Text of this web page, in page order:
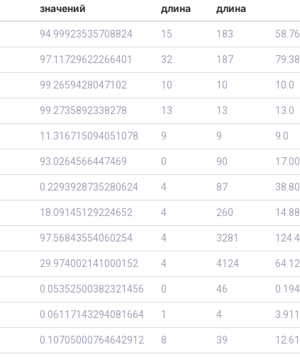
значений
длина
длина
94.99923535708824 15 183
97.11729622266401 32 187
99.2659428047102 10 10 10.0
99.2735892338278 13 13 13.0
11.316715094051078 9 9 9.0
93.0264566447469 0 90
0.2293928735280624 4 87
18.09145129224652 4 260
97.56843554060254 4 3281
29.974002141000152 4 4124
0.05352500382321456 0 46
0.06117143294081664 1 4
0.10705000764642912 8 39